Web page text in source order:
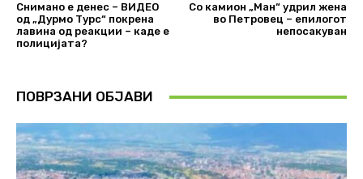
Снимано е денес – ВИДЕО
од „Дурмо Турс“ покрена
лавина од реакции – каде е
полицијата?
Со камион „Ман“ удрил жена
во Петровец – епилогот
непосакуван
ПОВРЗАНИ ОБЈАВИ